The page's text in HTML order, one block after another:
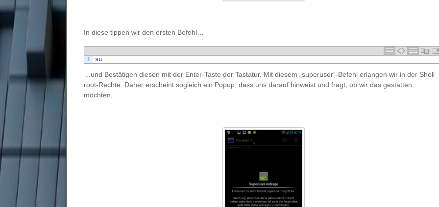
In diese tippen wir den ersten Befehl…
1 su
…und Bestätigen diesen mit der Enter-Taste der Tastatur. Mit diesem „superuser“-Befehl erlangen wir in der Shell
root-Rechte. Daher erscheint sogleich ein Popup, dass uns darauf hinweist und fragt, ob wir das gestatten
möchten.